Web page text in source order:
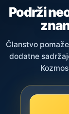
Podrži
Članstvo
dodatne